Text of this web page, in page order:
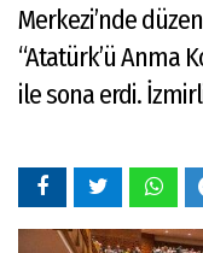
Merkezi’nde
“Atatürk’ü Anma
ile sona erdi.